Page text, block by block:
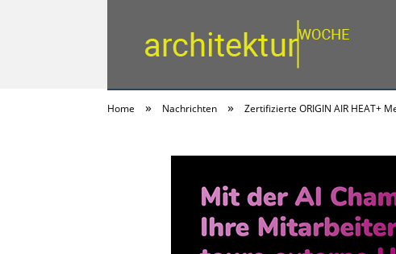
Home » Nachrichten » Zertifizierte ORIGIN AIR HEAT+